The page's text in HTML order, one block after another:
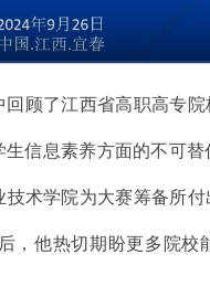
顾了江西省高职高专
信息素养方面的不可
术学院为大赛筹备所
，他热切期盼更多院校